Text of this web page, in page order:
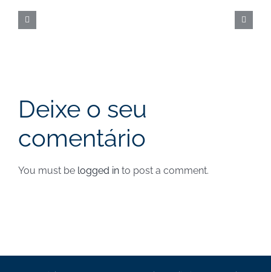
a
de
agosto
Deixe o seu
comentário
You must be logged in to post a comment.